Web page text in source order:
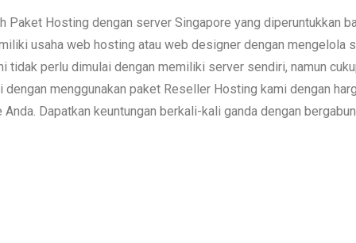
Paket Hosting dengan server Singapore yang diperuntukkan
usaha web hosting atau web designer dengan mengelola
tidak perlu dimulai dengan memiliki server sendiri, namun
menggunakan paket Reseller Hosting kami dengan
Dapatkan keuntungan berkali-kali ganda dengan